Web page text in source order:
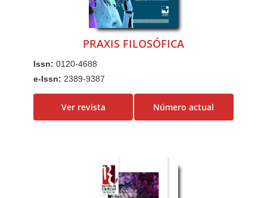
PRAXIS FILOSÓFICA
Issn:0120-4688
e-Issn: 2389-9387
Ver revista Número actual